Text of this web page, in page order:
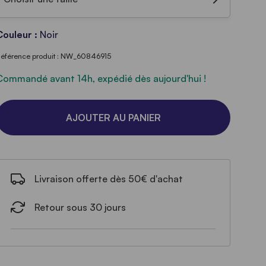
: Noir
produit : NW_60846915
avant 14h, expédié dès aujourd'hui !
AJOUTER AU PANIER
Livraison offerte dès 50€ d'achat
Retour sous 30 jours